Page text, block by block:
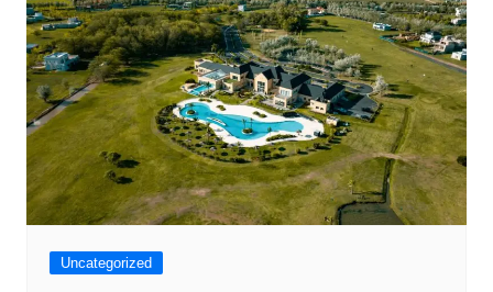
Uncategorized